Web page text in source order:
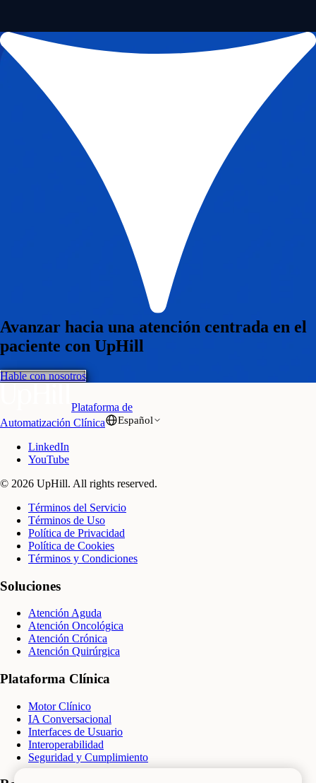
Avanzar hacia una atención centrada en el
paciente con UpHill
Hable con nosotros
Plataforma de
Automatización Clínica
Español
LinkedIn
YouTube
© 2026 UpHill. All rights reserved.
Términos del Servicio
Términos de Uso
Política de Privacidad
Política de Cookies
Términos y Condiciones
Soluciones
Atención Aguda
Atención Oncológica
Atención Crónica
Atención Quirúrgica
Plataforma Clínica
Motor Clínico
IA Conversacional
Interfaces de Usuario
Interoperabilidad
Seguridad y Cumplimiento